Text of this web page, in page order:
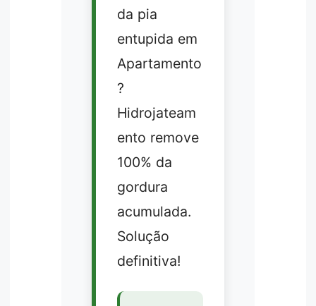
da pia
entupida em
Apartamento
?
Hidrojateam
ento remove
100% da
gordura
acumulada.
Solução
definitiva!